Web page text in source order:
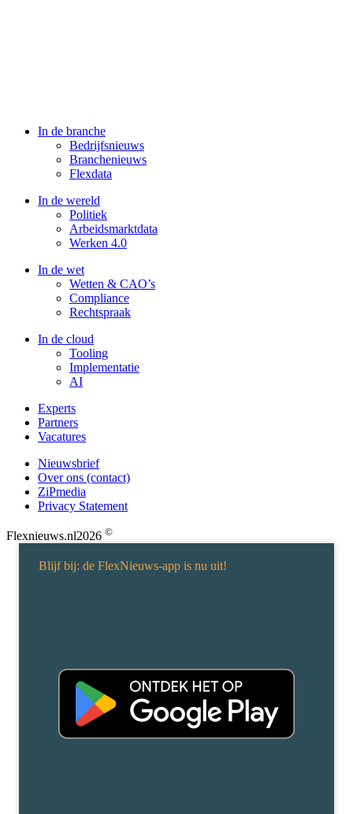
In de branche
Bedrijfsnieuws
Branchenieuws
Flexdata
In de wereld
Politiek
Arbeidsmarktdata
Werken 4.0
In de wet
Wetten & CAO’s
Compliance
Rechtspraak
In de cloud
Tooling
Implementatie
AI
Experts
Partners
Vacatures
Nieuwsbrief
Over ons (contact)
ZiPmedia
Privacy Statement
Flexnieuws.nl2026 ©
Blijf bij: de FlexNieuws-app is nu uit!